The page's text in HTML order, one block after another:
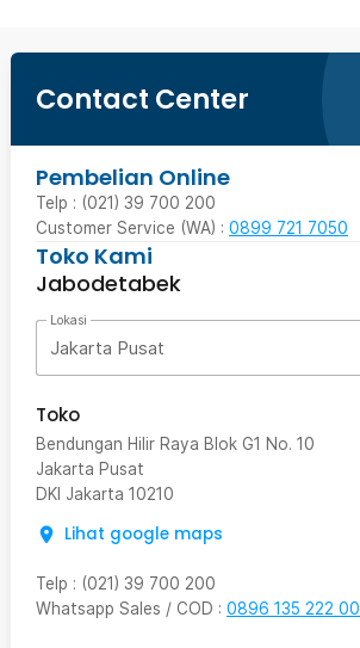
Contact Center
Pembelian Online
Telp : (021) 39 700 200
Customer Service (WA) : 0899 721 7050
Toko Kami
Jabodetabek
Lokasi
Jakarta Pusat
Toko
Bendungan Hilir Raya Blok G1 No. 10
Jakarta Pusat
DKI Jakarta 10210
Lihat google maps
Telp : (021) 39 700 200
Whatsapp Sales / COD : 0896 135 222 00